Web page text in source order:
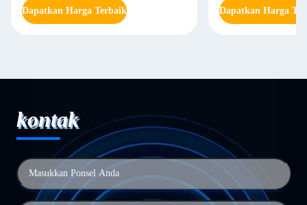
Dapatkan Harga Terbaik Dapatkan Harga
kontak